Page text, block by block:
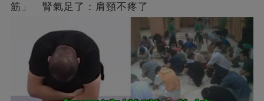
筋」 腎氣足了：肩頸不疼了